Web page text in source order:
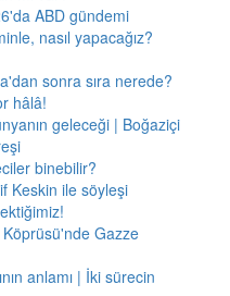
ABD gündemi
nasıl yapacağız?
sonra sıra nerede?
hâlâ!
geleceği | Boğaziçi
binebilir?
Keskin ile söyleşi
Gazze
anlamı | İki sürecin